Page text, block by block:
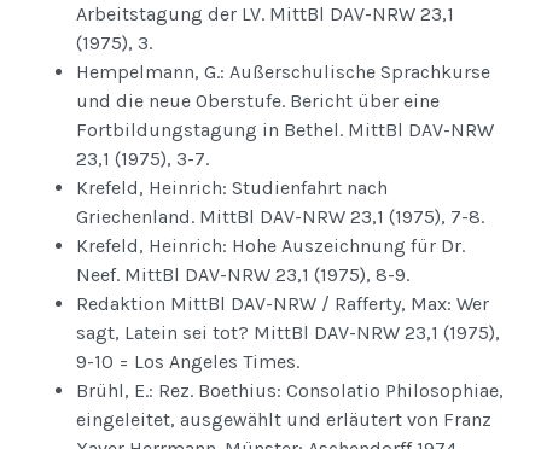
Arbeitstagung der LV. MittBl DAV-NRW 23,1
(1975), 3.
Hempelmann, G.: Außerschulische Sprachkurse
und die neue Oberstufe. Bericht über eine
Fortbildungstagung in Bethel. MittBl DAV-NRW
23,1 (1975), 3-7.
Krefeld, Heinrich: Studienfahrt nach
Griechenland. MittBl DAV-NRW 23,1 (1975), 7-8.
Krefeld, Heinrich: Hohe Auszeichnung für Dr.
Neef. MittBl DAV-NRW 23,1 (1975), 8-9.
Redaktion MittBl DAV-NRW / Rafferty, Max: Wer
sagt, Latein sei tot? MittBl DAV-NRW 23,1 (1975),
9-10 = Los Angeles Times.
Brühl, E.: Rez. Boethius: Consolatio Philosophiae,
eingeleitet, ausgewählt und erläutert von Franz